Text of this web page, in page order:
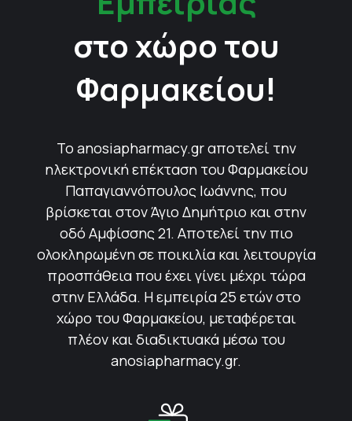
στο χώρο του
Φαρμακείου!
Το anosiapharmacy.gr αποτελεί την
ηλεκτρονική επέκταση του Φαρμακείου
Παπαγιαννόπουλος Ιωάννης, που
βρίσκεται στον Άγιο Δημήτριο και στην
οδό Αμφίσσης 21. Αποτελεί την πιο
ολοκληρωμένη σε ποικιλία και λειτουργία
προσπάθεια που έχει γίνει μέχρι τώρα
στην Ελλάδα. Η εμπειρία 25 ετών στο
χώρο του Φαρμακείου, μεταφέρεται
πλέον και διαδικτυακά μέσω του
anosiapharmacy.gr.